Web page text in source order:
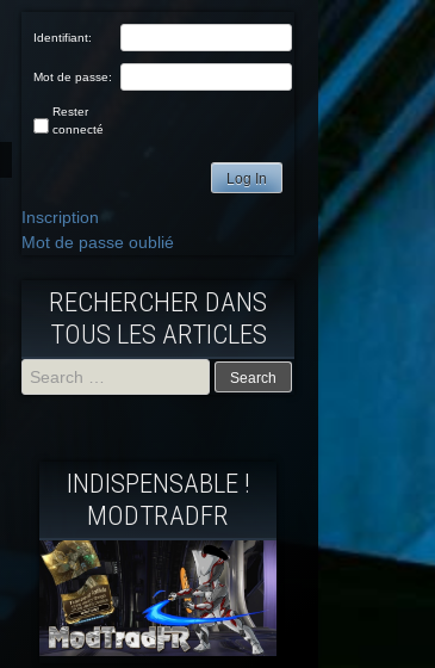
Identifiant:
Mot de passe:
Rester
connecté
Log In
Inscription
Mot de passe oublié
RECHERCHER DANS
TOUS LES ARTICLES
INDISPENSABLE !
MODTRADFR